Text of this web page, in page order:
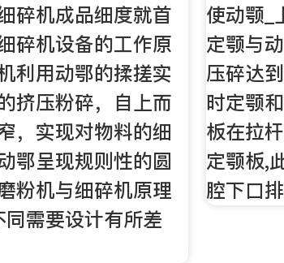
碎机成品细度就首
碎机设备的工作原
利用动鄂的揉搓实
挤压粉碎，自上而
，实现对物料的细
鄂呈现规则性的圆
粉机与细碎机原理
需要设计有所差
使动颚_
定颚与
压碎达
时定颚
板在拉
定颚板,
腔下口排